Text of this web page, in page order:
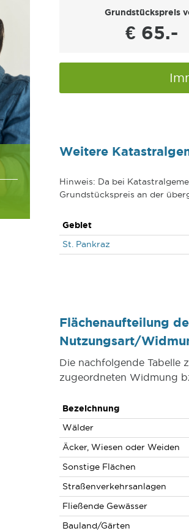
Grundstückspreis
€ 65.-
Weitere
Hinweis: Da bei
Grundstückspreis an der
Gebiet
St. Pankraz
Flächenaufteilung
Nutzungsart/
Die nachfolgende Tabelle
zugeordneten Widmung
Bezeichnung
Wälder
Äcker, Wiesen oder Weiden
Sonstige Flächen
Straßenverkehrsanlagen
Fließende Gewässer
Bauland/Gärten